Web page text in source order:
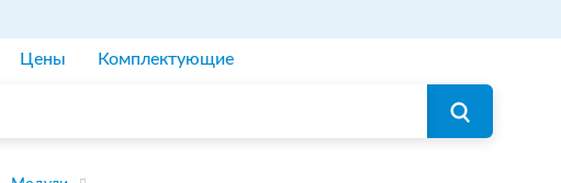
Цены Комплектующие